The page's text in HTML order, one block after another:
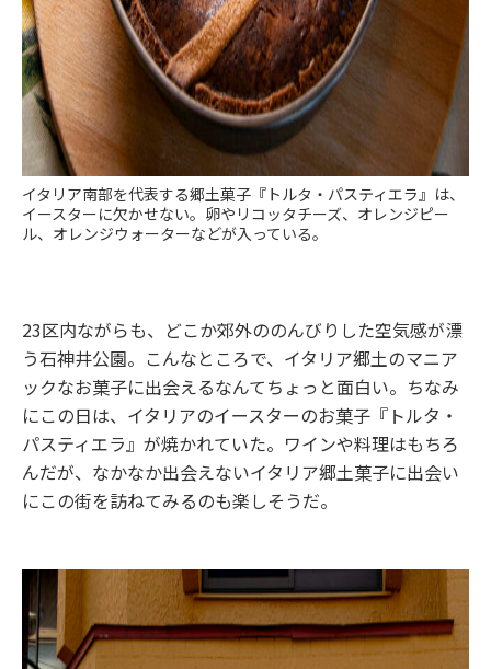
イタリア南部を代表する郷土菓子『トルタ・パスティエラ』は、
イースターに欠かせない。卵やリコッタチーズ、オレンジピー
ル、オレンジウォーターなどが入っている。
23区内ながらも、どこか郊外ののんびりした空気感が漂
う石神井公園。こんなところで、イタリア郷土のマニア
ックなお菓子に出会えるなんてちょっと面白い。ちなみ
にこの日は、イタリアのイースターのお菓子『トルタ・
パスティエラ』が焼かれていた。ワインや料理はもちろ
んだが、なかなか出会えないイタリア郷土菓子に出会い
にこの街を訪ねてみるのも楽しそうだ。